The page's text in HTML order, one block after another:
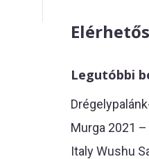
Legutóbbi
Murga 2021
Italy Wushu